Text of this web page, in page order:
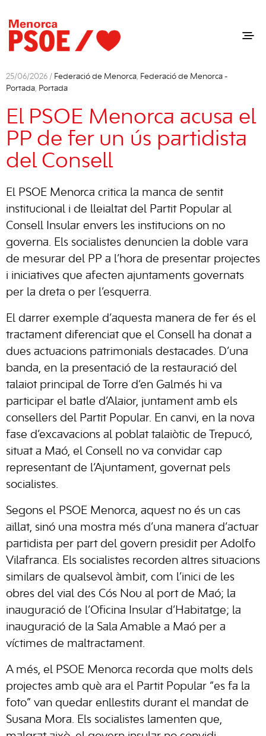
25/06/2026 / Federació de Menorca, Federació de Menorca -
Portada, Portada
El PSOE Menorca acusa el
PP de fer un ús partidista
del Consell
El PSOE Menorca critica la manca de sentit
institucional i de lleialtat del Partit Popular al
Consell Insular envers les institucions on no
governa. Els socialistes denuncien la doble vara
de mesurar del PP a l’hora de presentar projectes
i iniciatives que afecten ajuntaments governats
per la dreta o per l’esquerra.
El darrer exemple d’aquesta manera de fer és el
tractament diferenciat que el Consell ha donat a
dues actuacions patrimonials destacades. D’una
banda, en la presentació de la restauració del
talaiot principal de Torre d’en Galmés hi va
participar el batle d’Alaior, juntament amb els
consellers del Partit Popular. En canvi, en la nova
fase d’excavacions al poblat talaiòtic de Trepucó,
situat a Maó, el Consell no va convidar cap
representant de l’Ajuntament, governat pels
socialistes.
Segons el PSOE Menorca, aquest no és un cas
aïllat, sinó una mostra més d’una manera d’actuar
partidista per part del govern presidit per Adolfo
Vilafranca. Els socialistes recorden altres situacions
similars de qualsevol àmbit, com l’inici de les
obres del vial des Cós Nou al port de Maó; la
inauguració de l’Oficina Insular d’Habitatge; la
inauguració de la Sala Amable a Maó per a
víctimes de maltractament.
A més, el PSOE Menorca recorda que molts dels
projectes amb què ara el Partit Popular “es fa la
foto” van quedar enllestits durant el mandat de
Susana Mora. Els socialistes lamenten que,